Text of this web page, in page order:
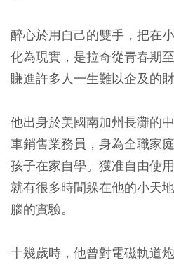
醉心於用自己的雙手，把在
化為現實，是拉奇從青春期
賺進許多人一生難以企及的財
他出身於美國南加州長灘的
車銷售業務員，身為全職家
孩子在家自學。獲准自由使
就有很多時間躲在他的小天
腦的實驗。
十幾歲時，他曾對電磁軌道